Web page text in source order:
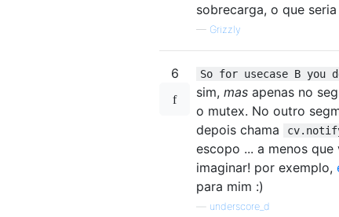
sobrecarga, o que
— Grizzly
6 So for usecase B
sim, mas apenas no
o mutex. No outro
depois chama
escopo ... a menos
imaginar! por exemplo,
para mim :)
underscore_d